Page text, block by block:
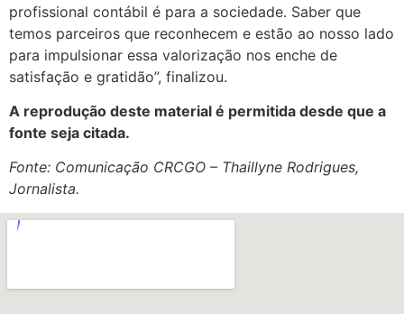
profissional contábil é para a sociedade. Saber que
temos parceiros que reconhecem e estão ao nosso lado
para impulsionar essa valorização nos enche de
satisfação e gratidão”, finalizou.
A reprodução deste material é permitida desde que a
fonte seja citada.
Fonte: Comunicação CRCGO – Thaillyne Rodrigues,
Jornalista.